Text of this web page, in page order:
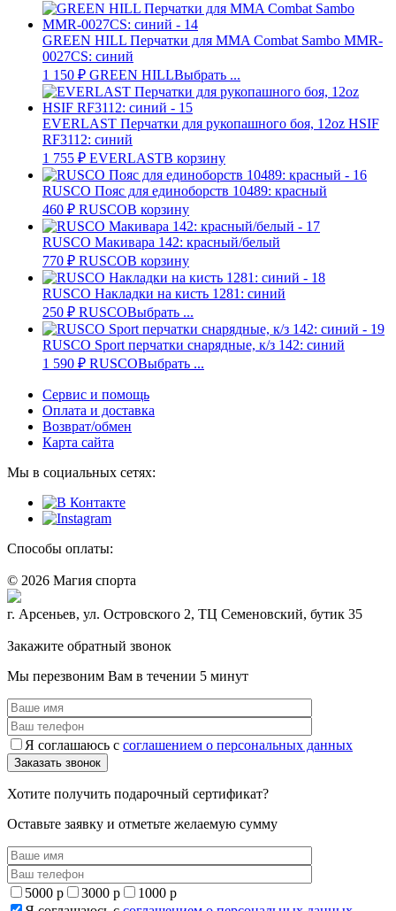
GREEN HILL Перчатки для MMA Combat Sambo MMR-
0027CS: синий
1 150 ₽ GREEN HILLВыбрать ...
EVERLAST Перчатки для рукопашного боя, 12oz HSIF
RF3112: синий
1 755 ₽ EVERLASTВ корзину
RUSCO Пояс для единоборств 10489: красный
460 ₽ RUSCOВ корзину
RUSCO Макивара 142: красный/белый
770 ₽ RUSCOВ корзину
RUSCO Накладки на кисть 1281: синий
250 ₽ RUSCOВыбрать ...
RUSCO Sport перчатки снарядные, к/з 142: синий
1 590 ₽ RUSCOВыбрать ...
Сервис и помощь
Оплата и доставка
Возврат/обмен
Карта сайта
Мы в социальных сетях:
Способы оплаты:
© 2026 Магия спорта
г. Арсеньев, ул. Островского 2, ТЦ Семеновский, бутик 35
Закажите обратный звонок
Мы перезвоним Вам в течении 5 минут
Я соглашаюсь с соглашением о персональных данных
Хотите получить подарочный сертификат?
Оставьте заявку и отметьте желаемую сумму
5000 р 3000 р
1000 р